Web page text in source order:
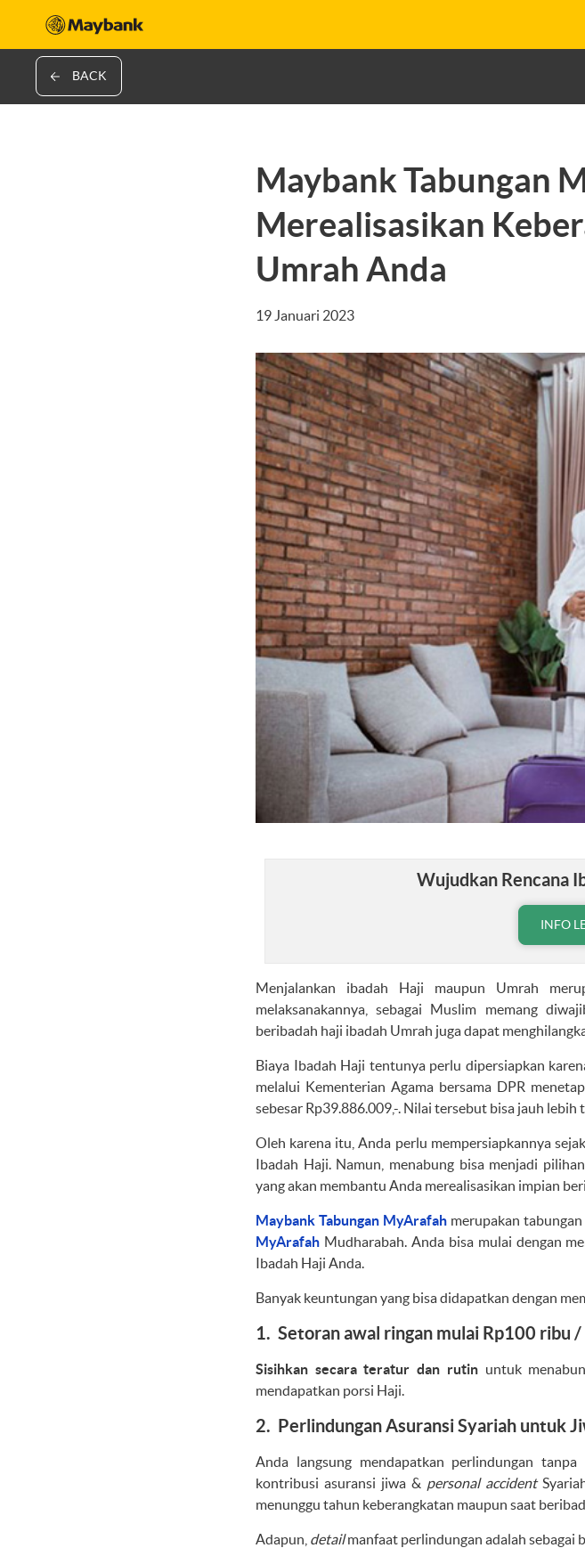
BACK
Maybank Tabungan
Merealisasikan
Umrah Anda
19 Januari 2023
Wujudkan Rencana
INFO
Menjalankan ibadah Haji maupun Umrah
melaksanakannya, sebagai Muslim memang
beribadah haji ibadah Umrah juga dapat
Biaya Ibadah Haji tentunya perlu dipersiapkan
melalui Kementerian Agama bersama DPR
sebesar Rp39.886.009,-. Nilai tersebut bisa jauh lebih
Oleh karena itu, Anda perlu mempersiapkannya
Ibadah Haji. Namun, menabung bisa menjadi
yang akan membantu Anda merealisasikan impian
Maybank Tabungan MyArafah merupakan
MyArafah Mudharabah. Anda bisa mulai dengan
Ibadah Haji Anda.
Banyak keuntungan yang bisa didapatkan dengan
1. Setoran awal ringan mulai Rp100 ribu /
Sisihkan secara teratur dan rutinuntuk
mendapatkan porsi Haji.
2. Perlindungan Asuransi Syariah untuk
Anda langsung mendapatkan perlindungan
kontribusi asuransi jiwa & personal accident
menunggu tahun keberangkatan maupun saat
Adapun, detailmanfaat perlindungan adalah sebagai